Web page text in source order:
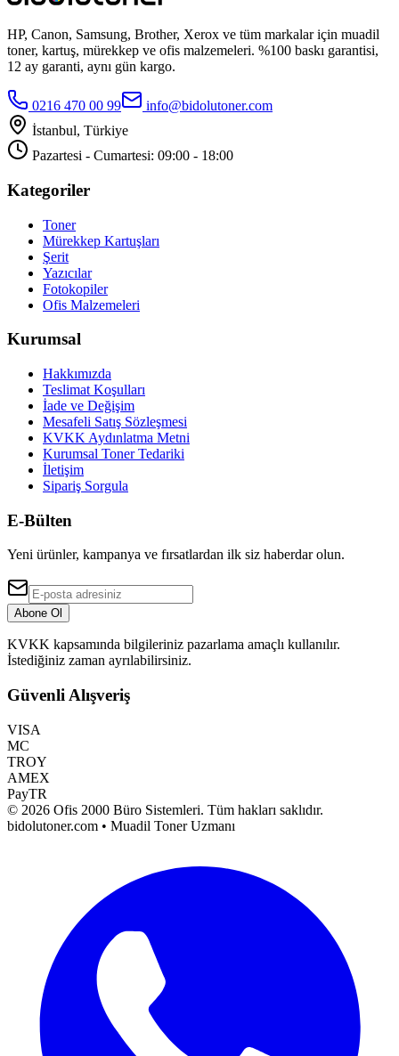
HP, Canon, Samsung, Brother, Xerox ve tüm markalar için muadil
toner, kartuş, mürekkep ve ofis malzemeleri. %100 baskı garantisi,
12 ay garanti, aynı gün kargo.
0216 470 00 99
info@bidolutoner.com
İstanbul, Türkiye
Pazartesi - Cumartesi: 09:00 - 18:00
Kategoriler
Toner
Mürekkep Kartuşları
Şerit
Yazıcılar
Fotokopiler
Ofis Malzemeleri
Kurumsal
Hakkımızda
Teslimat Koşulları
İade ve Değişim
Mesafeli Satış Sözleşmesi
KVKK Aydınlatma Metni
Kurumsal Toner Tedariki
İletişim
Sipariş Sorgula
E-Bülten
Yeni ürünler, kampanya ve fırsatlardan ilk siz haberdar olun.
Abone Ol
KVKK kapsamında bilgileriniz pazarlama amaçlı kullanılır.
İstediğiniz zaman ayrılabilirsiniz.
Güvenli Alışveriş
VISA
MC
TROY
AMEX
PayTR
© 2026 Ofis 2000 Büro Sistemleri. Tüm hakları saklıdır.
bidolutoner.com • Muadil Toner Uzmanı